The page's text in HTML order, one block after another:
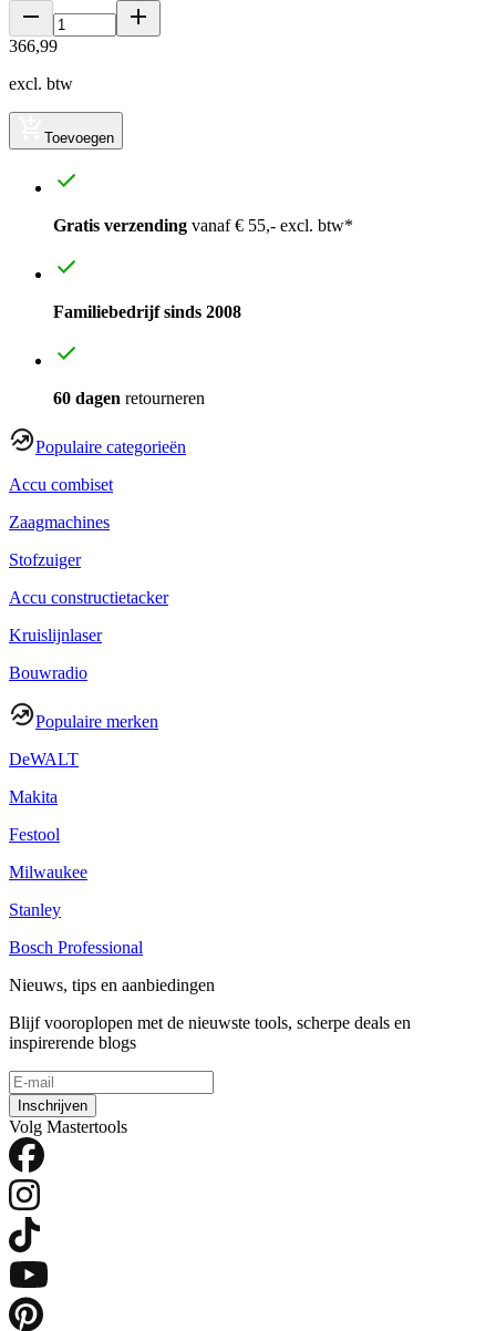
366,99
excl. btw
Toevoegen
Gratis verzending vanaf € 55,- excl. btw*
Familiebedrijf sinds 2008
60 dagen retourneren
Populaire categorieën
Accu combiset
Zaagmachines
Stofzuiger
Accu constructietacker
Kruislijnlaser
Bouwradio
Populaire merken
DeWALT
Makita
Festool
Milwaukee
Stanley
Bosch Professional
Nieuws, tips en aanbiedingen
Blijf vooroplopen met de nieuwste tools, scherpe deals en
inspirerende blogs
Inschrijven
Volg Mastertools